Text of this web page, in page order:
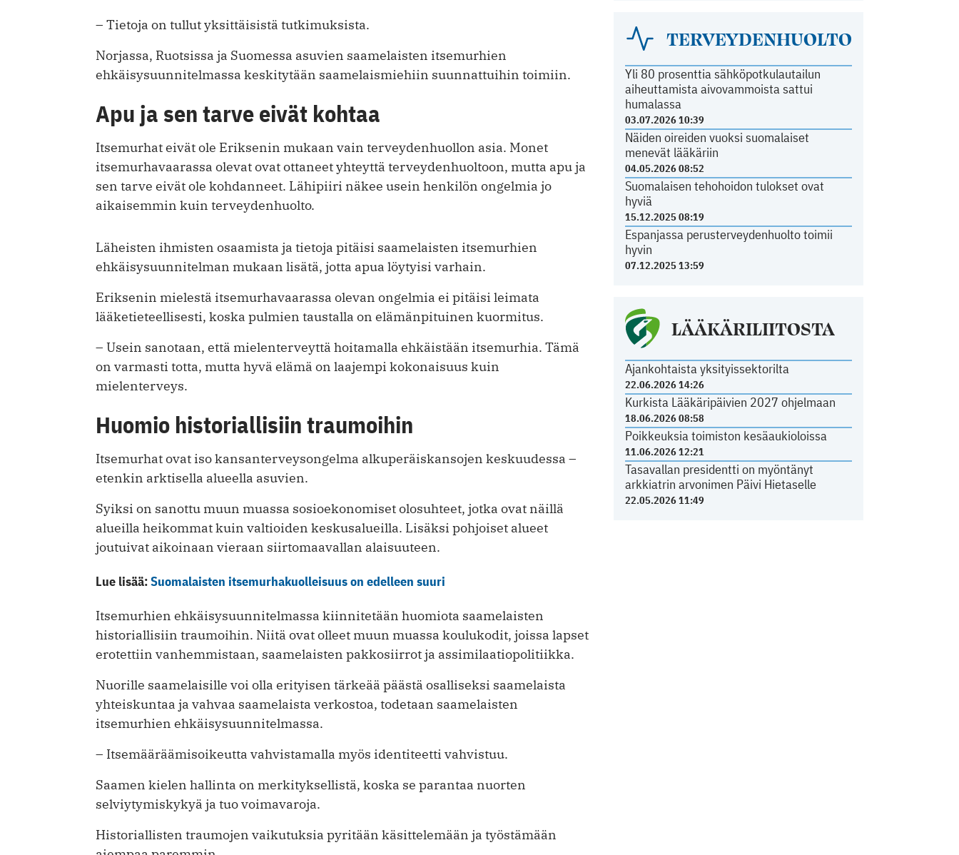
TERVEYDENHUOLTO
Yli 80 prosenttia sähköpotkulautailun
aiheuttamista aivovammoista sattui
humalassa
03.07.2026 10:39
Näiden oireiden vuoksi suomalaiset
menevät lääkäriin
04.05.2026 08:52
Suomalaisen tehohoidon tulokset ovat
hyviä
15.12.2025 08:19
Espanjassa perusterveydenhuolto toimii
hyvin
07.12.2025 13:59
LÄÄKÄRILIITOSTA
Ajankohtaista yksityissektorilta
22.06.2026 14:26
Kurkista Lääkäripäivien 2027 ohjelmaan
18.06.2026 08:58
Poikkeuksia toimiston kesäaukioloissa
11.06.2026 12:21
Tasavallan presidentti on myöntänyt
arkkiatrin arvonimen Päivi Hietaselle
22.05.2026 11:49
– Tietoja on tullut yksittäisistä tutkimuksista.
Norjassa, Ruotsissa ja Suomessa asuvien saamelaisten itsemurhien
ehkäisysuunnitelmassa keskitytään saamelaismiehiin suunnattuihin toimiin.
Apu ja sen tarve eivät kohtaa
Itsemurhat eivät ole Eriksenin mukaan vain terveydenhuollon asia. Monet
itsemurhavaarassa olevat ovat ottaneet yhteyttä terveydenhuoltoon, mutta apu ja
sen tarve eivät ole kohdanneet. Lähipiiri näkee usein henkilön ongelmia jo
aikaisemmin kuin terveydenhuolto.
Läheisten ihmisten osaamista ja tietoja pitäisi saamelaisten itsemurhien
ehkäisysuunnitelman mukaan lisätä, jotta apua löytyisi varhain.
Eriksenin mielestä itsemurhavaarassa olevan ongelmia ei pitäisi leimata
lääketieteellisesti, koska pulmien taustalla on elämänpituinen kuormitus.
– Usein sanotaan, että mielenterveyttä hoitamalla ehkäistään itsemurhia. Tämä
on varmasti totta, mutta hyvä elämä on laajempi kokonaisuus kuin
mielenterveys.
Huomio historiallisiin traumoihin
Itsemurhat ovat iso kansanterveysongelma alkuperäiskansojen keskuudessa –
etenkin arktisella alueella asuvien.
Syiksi on sanottu muun muassa sosioekonomiset olosuhteet, jotka ovat näillä
alueilla heikommat kuin valtioiden keskusalueilla. Lisäksi pohjoiset alueet
joutuivat aikoinaan vieraan siirtomaavallan alaisuuteen.
Lue lisää:Suomalaisten itsemurhakuolleisuus on edelleen suuri
Itsemurhien ehkäisysuunnitelmassa kiinnitetään huomiota saamelaisten
historiallisiin traumoihin. Niitä ovat olleet muun muassa koulukodit, joissa lapset
erotettiin vanhemmistaan, saamelaisten pakkosiirrot ja assimilaatiopolitiikka.
Nuorille saamelaisille voi olla erityisen tärkeää päästä osalliseksi saamelaista
yhteiskuntaa ja vahvaa saamelaista verkostoa, todetaan saamelaisten
itsemurhien ehkäisysuunnitelmassa.
– Itsemääräämisoikeutta vahvistamalla myös identiteetti vahvistuu.
Saamen kielen hallinta on merkityksellistä, koska se parantaa nuorten
selviytymiskykyä ja tuo voimavaroja.
Historiallisten traumojen vaikutuksia pyritään käsittelemään ja työstämään